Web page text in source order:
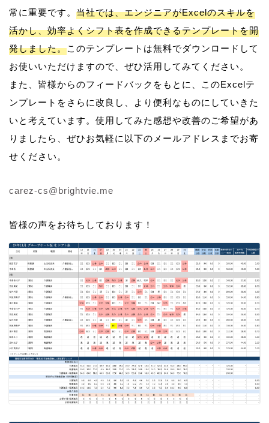
常に重要です。 当社では、エンジニアがExcelのスキルを
活かし、効率よくシフト表を作成できるテンプレートを開
発しました。このテンプレートは無料でダウンロードして
お使いいただけますので、ぜひ活用してみてください。
また、皆様からのフィードバックをもとに、このExcelテ
ンプレートをさらに改良し、より便利なものにしていきた
いと考えています。使用してみた感想や改善のご希望があ
りましたら、ぜひお気軽に以下のメールアドレスまでお寄
せください。
carez-cs@brightvie.me
皆様の声をお待ちしております！